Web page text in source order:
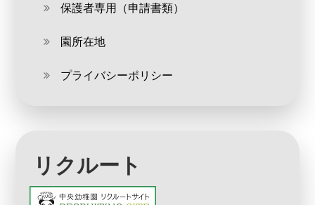
保護者専用（申請書類）
園所在地
プライバシーポリシー
リクルート